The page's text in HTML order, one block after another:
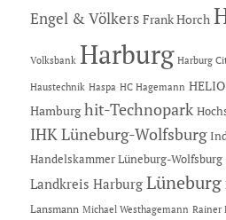
Engel & Völkers Frank Horch
Volksbank Harburg Harburg
Haustechnik Haspa HC Hagemann
Hamburg hit-Technopark
IHK Lüneburg-Wolfsburg
Handelskammer Lüneburg-Wolfsburg
Landkreis Harburg Lüneburg
Lansmann Michael Westhagemann Rainer